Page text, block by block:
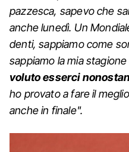
pazzesca, sapevo che
anche lunedì. Un
denti, sappiamo come
sappiamo la mia
voluto esserci
ho provato a fare il
anche in finale".